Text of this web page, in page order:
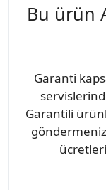
Bu ürün
Garanti
Garantili
ücretleri